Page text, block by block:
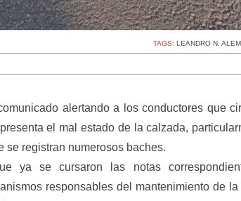
TAGS:LEANDRO N. ALEM
alertando a los conductores que
el mal estado de la calzada,
se registran numerosos baches.
ya se cursaron las notas
responsables del mantenimiento de la